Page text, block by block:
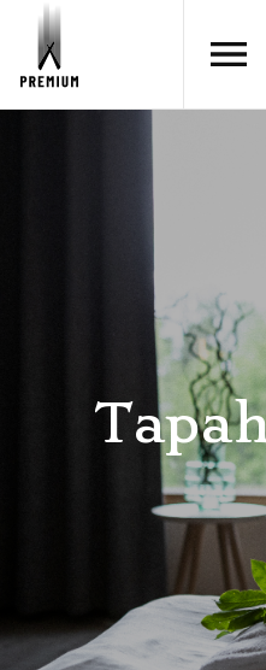
Siirry
suoraan
sisältöön